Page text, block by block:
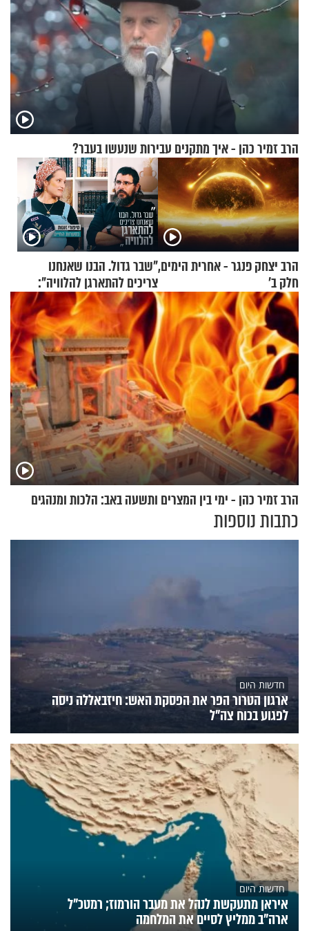
הרב זמיר כהן - איך מתקנים עבירות שנעשו בעבר?
הרב יצחק פנגר - אחרית הימים,
חלק ב’
"שבר גדול. הבנו שאנחנו
צריכים להתארגן להלוויה":
זוגיות במבחן, הפעם עם מרים
וגד דנינו
הרב זמיר כהן - ימי בין המצרים ותשעה באב: הלכות ומנהגים
כתבות נוספות
חדשות היום
ארגון הטרור הפר את הפסקת האש: חיזבאללה ניסה
לפגוע בכוח צה"ל
חדשות היום
איראן מתעקשת לנהל את מעבר הורמוז; רמטכ"ל
ארה"ב ממליץ לסיים את המלחמה